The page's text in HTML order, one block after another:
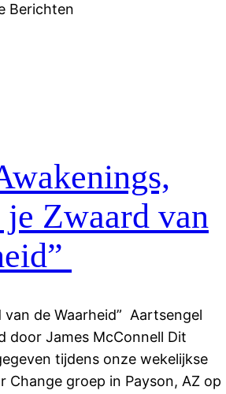
Berichten
je Zwaard van
van de Waarheid” Aartsengel
door James McConnell Dit
tijdens onze wekelijkse
Change groep in Payson, AZ op